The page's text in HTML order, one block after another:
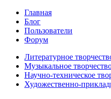
Главная
Блог
Пользователи
Форум
Литературное
Музыкальное
Научно-техническое
Художественно-